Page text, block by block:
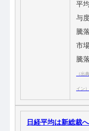
平
与
騰
市
騰
（出
イン）
日経平均は新総裁